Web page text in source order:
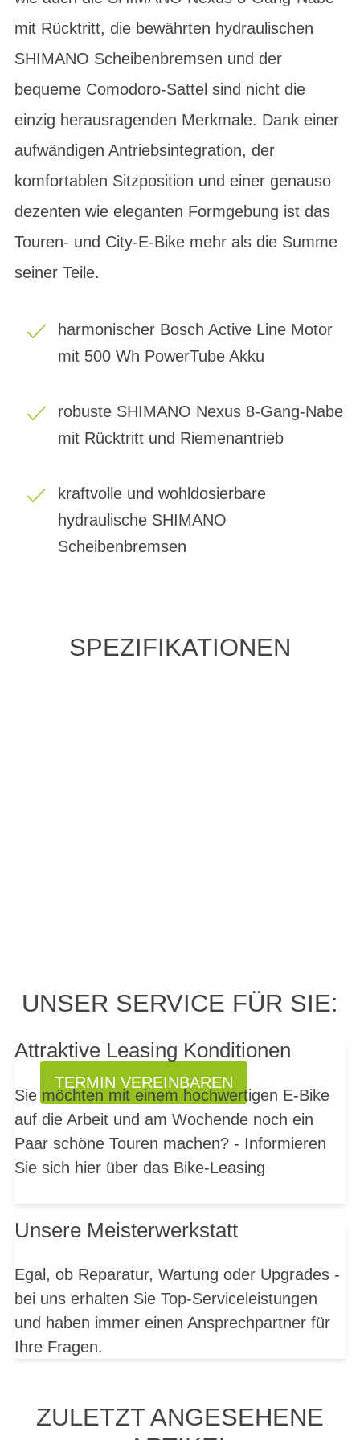
mit Rücktritt, die bewährten hydraulischen
SHIMANO Scheibenbremsen und der
bequeme Comodoro-Sattel sind nicht die
einzig herausragenden Merkmale. Dank einer
aufwändigen Antriebsintegration, der
komfortablen Sitzposition und einer genauso
dezenten wie eleganten Formgebung ist das
Touren- und City-E-Bike mehr als die Summe
seiner Teile.
harmonischer Bosch Active Line Motor
mit 500 Wh PowerTube Akku
robuste SHIMANO Nexus 8-Gang-Nabe
mit Rücktritt und Riemenantrieb
kraftvolle und wohldosierbare
hydraulische SHIMANO
Scheibenbremsen
SPEZIFIKATIONEN
PROBEFAHRT? JA,
TERMIN VEREINBAREN
UNSER SERVICE FÜR SIE:
Attraktive Leasing Konditionen
Sie möchten mit einem hochwertigen E-Bike
auf die Arbeit und am Wochende noch ein
Paar schöne Touren machen? - Informieren
Sie sich hier über das Bike-Leasing
Unsere Meisterwerkstatt
Egal, ob Reparatur, Wartung oder Upgrades -
bei uns erhalten Sie Top-Serviceleistungen
und haben immer einen Ansprechpartner für
Ihre Fragen.
ZULETZT ANGESEHENE